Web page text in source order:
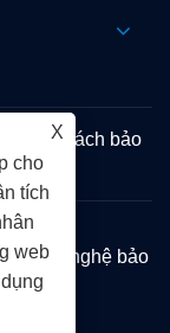
Chính sách bảo
Công nghệ bảo
X
cho
tích
web